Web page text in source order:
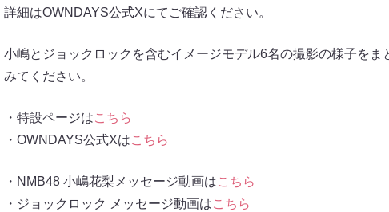
詳細はOWNDAYS公式Xにてご確認ください。
小嶋とジョックロックを含むイメージモデル6名の撮影の様子を
みてください。
・特設ページはこちら
・OWNDAYS公式Xはこちら
・NMB48 小嶋花梨メッセージ動画はこちら
・ジョックロック メッセージ動画はこちら